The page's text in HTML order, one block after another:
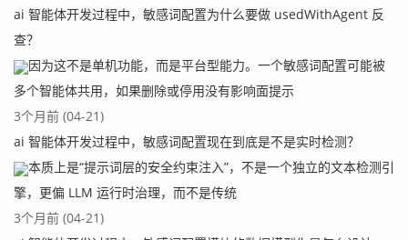
ai 智能体开发过程中，敏感词配置为什么要做 usedWithAgent 反
查？
因为这不是单机功能，而是平台型能力。一个敏感词配置可能被
多个智能体共用，如果删除或停用没有影响面提示
3个月前 (04-21)
ai 智能体开发过程中，敏感词配置现在到底是不是实时检测？
本质上是“提示词层的安全约束注入”，不是一个独立的文本检测引
擎，更偏 LLM 运行时治理，而不是传统
3个月前 (04-21)